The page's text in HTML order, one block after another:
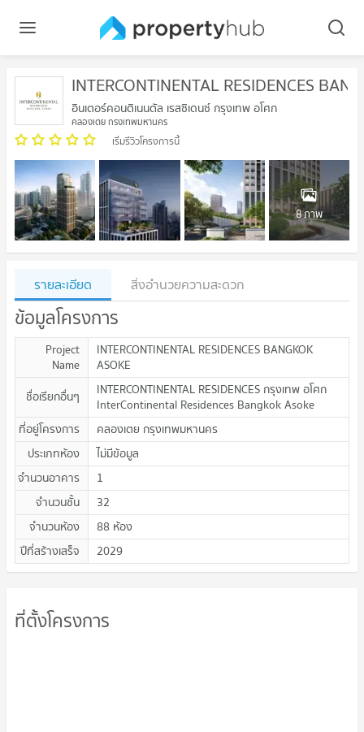
INTERCONTINENTAL RESIDENCES
อินเตอร์คอนติเนนตัล เรสซิเดนซ์ กรุงเทพ อโศก
คลองเตย กรุงเทพมหานคร
เริ่มรีวิวโครงการนี้
8 ภาพ
รายละเอียด สิ่งอำนวยความสะดวก
ข้อมูลโครงการ
Project
Name
INTERCONTINENTAL RESIDENCES BANGKOK
ASOKE
ชื่อเรียกอื่นๆ
INTERCONTINENTAL RESIDENCES กรุงเทพ อโศก
InterContinental Residences Bangkok Asoke
ที่อยู่โครงการ
คลองเตย กรุงเทพมหานคร
ประเภทห้อง
ไม่มีข้อมูล
จำนวนอาคาร
1
จำนวนชั้น
32
จำนวนห้อง
88 ห้อง
ปีที่สร้างเสร็จ
2029
ที่ตั้งโครงการ